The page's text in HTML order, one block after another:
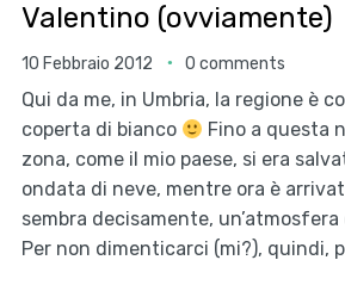
Valentino (ovviamente)
10 Febbraio 2012 0 comments
Qui da me, in Umbria, la regione è
coperta di bianco
Fino a questa
zona, come il mio paese, si era
ondata di neve, mentre ora è
sembra decisamente,
Per non dimenticarci (mi?), quindi,